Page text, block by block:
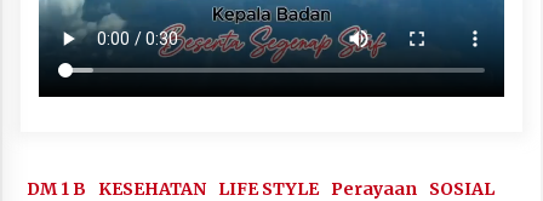
DM 1 B KESEHATAN LIFE STYLE Perayaan SOSIAL